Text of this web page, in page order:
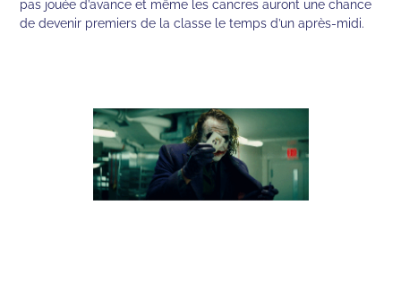
pas jouée d’avance et même les cancres auront une chance
de devenir premiers de la classe le temps d’un après-midi.